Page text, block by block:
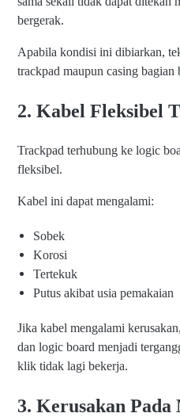
bergerak.
Apabila kondisi ini dibiarkan,
trackpad maupun casing bagian
2. Kabel Fleksibel
Trackpad terhubung ke logic
fleksibel.
Kabel ini dapat mengalami:
Sobek
Korosi
Tertekuk
Putus akibat usia pemakaian
Jika kabel mengalami
dan logic board menjadi
klik tidak lagi bekerja.
3. Kerusakan